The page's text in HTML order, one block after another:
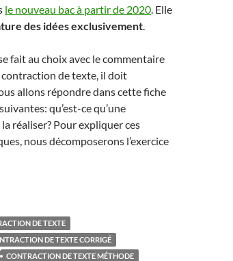
le nouveau bac à partir de 2020. Elle
des idées exclusivement.
fait au choix avec le commentaire
de texte, il doit
allons répondre dans cette fiche
qu’est-ce qu’une
réaliser? Pour expliquer ces
nous décomposerons l’exercice
DE TEXTE
DE TEXTE
DE TEXTE CORRIGÉ
CONTRACTION DE TEXTE MÉTHODE